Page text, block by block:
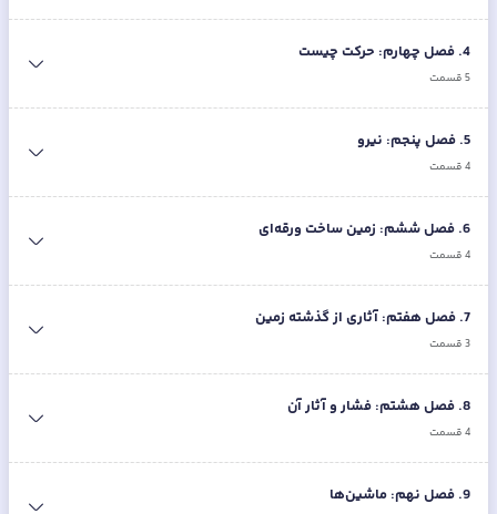
4
. فصل چهارم: حرکت چیست
5قسمت
5
. فصل پنجم: نیرو
4قسمت
6
. فصل ششم: زمین ساخت ورقه‌ای
4قسمت
7
. فصل هفتم: آثاری از گذشته زمین
3قسمت
8
. فصل هشتم: فشار و آثار آن
4قسمت
9
. فصل نهم: ماشین‌ها